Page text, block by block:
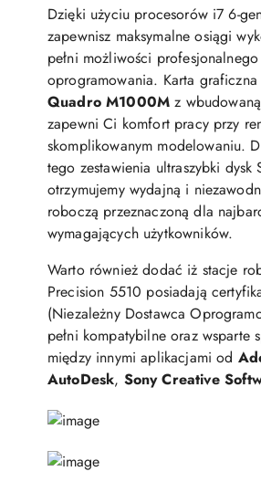
Dzięki użyciu procesorów i7 6-
zapewnisz maksymalne osiągi
pełni możliwości profesjonalnego
oprogramowania. Karta graficzna
Quadro M1000M z
zapewni Ci komfort pracy przy
skomplikowanym modelowaniu.
tego zestawienia ultraszybki dysk
otrzymujemy wydajną i
roboczą przeznaczoną dla
wymagających użytkowników.­­
Warto również dodać iż stacje
Precision 5510 posiadają
(Niezależny Dostawca
pełni kompatybilne oraz wsparte
między innymi aplikacjami od
AutoDesk, Sony Creative